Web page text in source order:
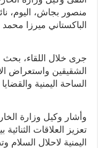
منصور بجاش، اليوم،
الباكستاني ميرزا
جرى خلال اللقاء، بحث
الشقيقين واستعراض
الساحة اليمنية
وأشار وكيل وزارة
تعزيز العلاقات
اليمنية لاحلال السلام